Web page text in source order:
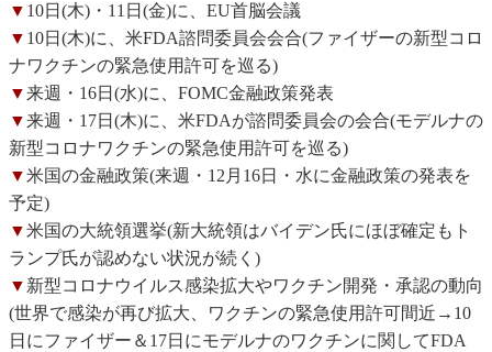
▼ 10日(木)・11日(金)に、EU首脳会議
▼ 10日(木)に、米FDA諮問委員会会合(ファイザーの新型コロ
ナワクチンの緊急使用許可を巡る)
▼来週・16日(水)に、FOMC金融政策発表
▼来週・17日(木)に、米FDAが諮問委員会の会合(モデルナの
新型コロナワクチンの緊急使用許可を巡る)
▼米国の金融政策(来週・12月16日・水に金融政策の発表を
予定)
▼米国の大統領選挙(新大統領はバイデン氏にほぼ確定もト
ランプ氏が認めない状況が続く)
▼ 新型コロナウイルス感染拡大やワクチン開発・承認の動向
(世界で感染が再び拡大、ワクチンの緊急使用許可間近→10
日にファイザー＆17日にモデルナのワクチンに関してFDA